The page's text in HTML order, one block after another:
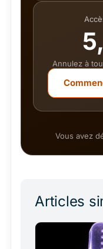
Annulez à
Vous avez
Articles